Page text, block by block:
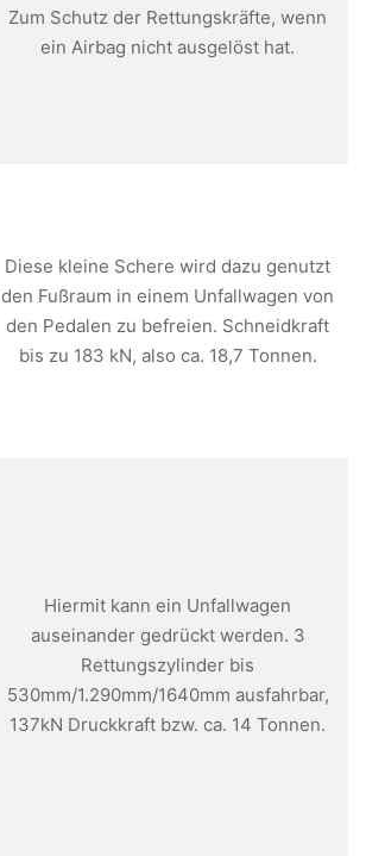
Zum Schutz der Rettungskräfte, wenn
ein Airbag nicht ausgelöst hat.
Diese kleine Schere wird dazu genutzt
den Fußraum in einem Unfallwagen von
den Pedalen zu befreien. Schneidkraft
bis zu 183 kN, also ca. 18,7 Tonnen.
Hiermit kann ein Unfallwagen
auseinander gedrückt werden. 3
Rettungszylinder bis
530mm/1.290mm/1640mm ausfahrbar,
137kN Druckkraft bzw. ca. 14 Tonnen.